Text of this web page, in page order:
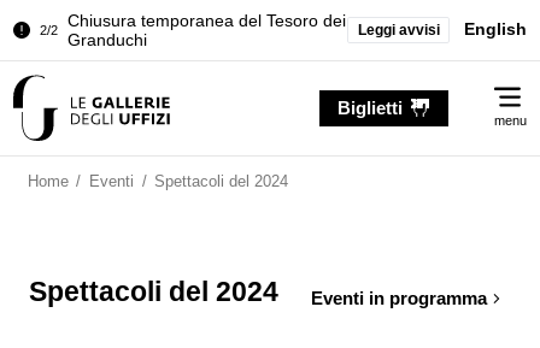
2/2
Chiusura temporanea del Tesoro dei
Granduchi
della Sala dell'Iliade
Granduchi
Leggi avvisi English
Biglietti
menu
Home / Eventi / Spettacoli del 2024
Spettacoli del 2024 Eventi in programma